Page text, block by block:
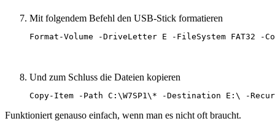
Mit folgendem Befehl den USB-Stick formatieren
Format-Volume -DriveLetter E -FileSystem FAT32 -
Und zum Schluss die Dateien kopieren
Copy-Item -Path C:\W7SP1\* -Destination E:\ -
Funktioniert genauso einfach, wenn man es nicht oft braucht.